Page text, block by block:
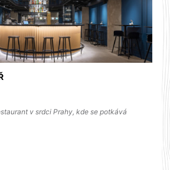
v srdci Prahy, kde se potkává